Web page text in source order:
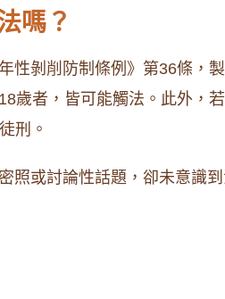
嗎？
性剝削防制條例》第36條，
歲者，皆可能觸法。此外，
刑。
照或討論性話題，卻未意識